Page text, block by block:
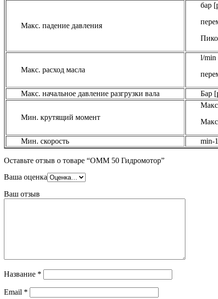
Макс. падение давления
бар
Макс. расход масла
l/min
Макс. начальное давление разгрузки вала Бар
Мин. крутящий момент
Мин. скорость min-
Оставьте отзыв о товаре “OMM 50 Гидромотор”
Ваша оценка
Ваш отзыв
Название *
Email *